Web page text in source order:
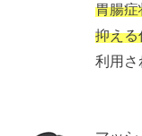
胃腸
抑える
利用さ